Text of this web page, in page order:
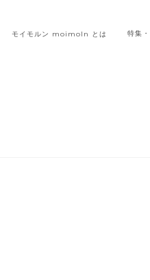
モイモルン moimoln とは 特集・